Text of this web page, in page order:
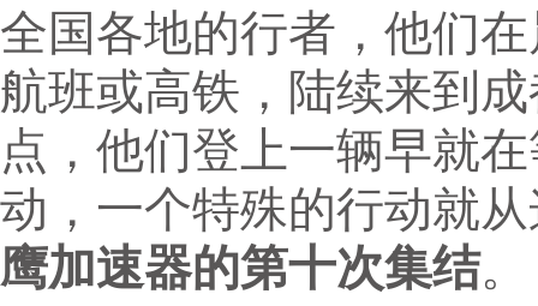
全国各地的行者，他们
航班或高铁，陆续来到
点，他们登上一辆早就
动，一个特殊的行动就
鹰加速器的第十次集结。